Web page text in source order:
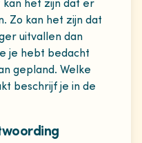
het zijn dat er
Zo kan het zijn dat
uitvallen dan
je hebt bedacht
gepland. Welke
beschrijf je in de